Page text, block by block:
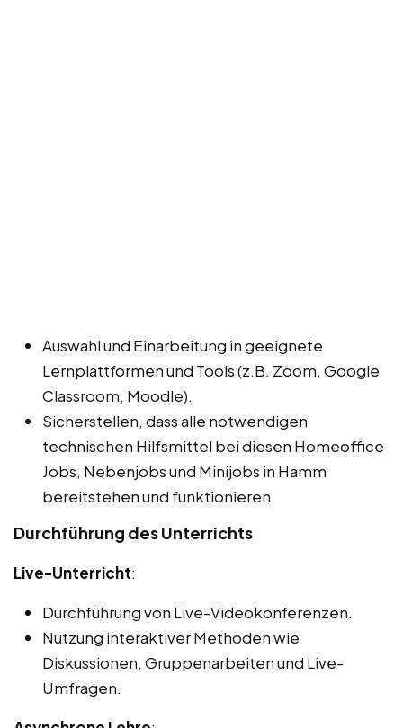
Auswahl und Einarbeitung in geeignete
Lernplattformen und Tools (z.B. Zoom, Google
Classroom, Moodle).
Sicherstellen, dass alle notwendigen
technischen Hilfsmittel bei diesen Homeoffice
Jobs, Nebenjobs und Minijobs in Hamm
bereitstehen und funktionieren.
Durchführung des Unterrichts
Live-Unterricht:
Durchführung von Live-Videokonferenzen.
Nutzung interaktiver Methoden wie
Diskussionen, Gruppenarbeiten und Live-
Umfragen.